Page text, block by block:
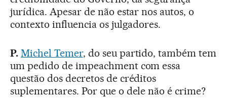
jurídica. Apesar de não estar nos autos, o
contexto influencia os julgadores.
P. Michel Temer, do seu partido, também tem
um pedido de impeachment com essa
questão dos decretos de créditos
suplementares. Por que o dele não é crime?